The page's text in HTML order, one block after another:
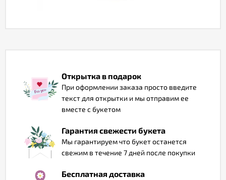
Открытка в подарок
При оформлении заказа просто введите
текст для открытки и мы отправим ее
вместе с букетом
Гарантия свежести букета
Мы гарантируем что букет останется
свежим в течение 7 дней после покупки
Бесплатная доставка